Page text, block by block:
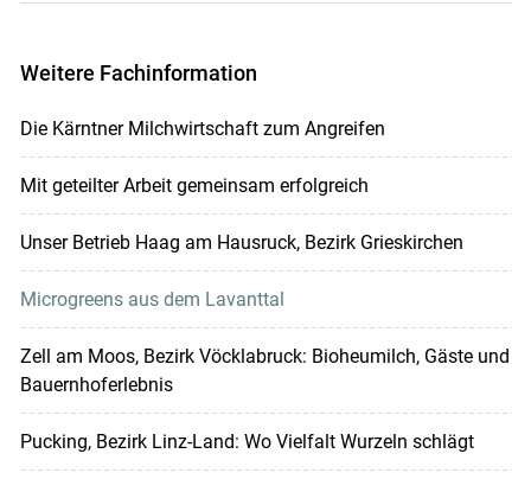
Weitere Fachinformation
Die Kärntner Milchwirtschaft zum Angreifen
Mit geteilter Arbeit gemeinsam erfolgreich
Unser Betrieb Haag am Hausruck, Bezirk Grieskirchen
Microgreens aus dem Lavanttal
Zell am Moos, Bezirk Vöcklabruck: Bioheumilch, Gäste und
Bauernhoferlebnis
Pucking, Bezirk Linz-Land: Wo Vielfalt Wurzeln schlägt